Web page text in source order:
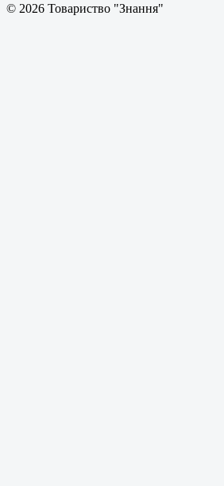
© 2026 Товариство "Знання"